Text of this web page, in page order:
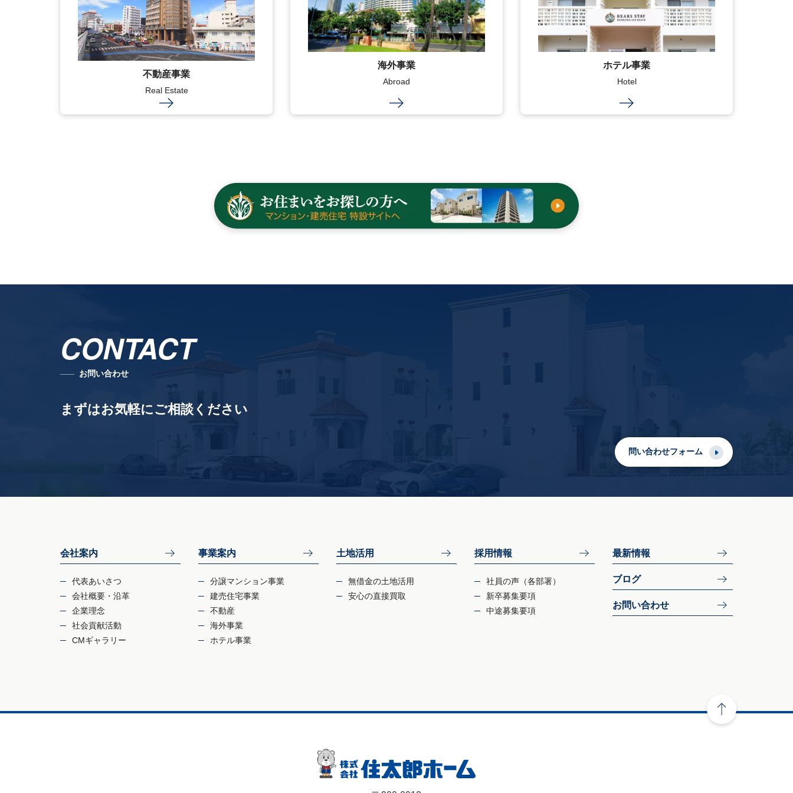
不動産事業
Real Estate
海外事業
Abroad
ホテル事業
Hotel
CONTACT
お問い合わせ
まずはお気軽にご相談ください
問い合わせフォーム
会社案内
代表あいさつ
会社概要・沿革
企業理念
社会貢献活動
CMギャラリー
事業案内
分譲マンション事業
建売住宅事業
不動産
海外事業
ホテル事業
土地活用
無借金の土地活用
安心の直接買取
採用情報
社員の声（各部署）
新卒募集要項
中途募集要項
最新情報
ブログ
お問い合わせ